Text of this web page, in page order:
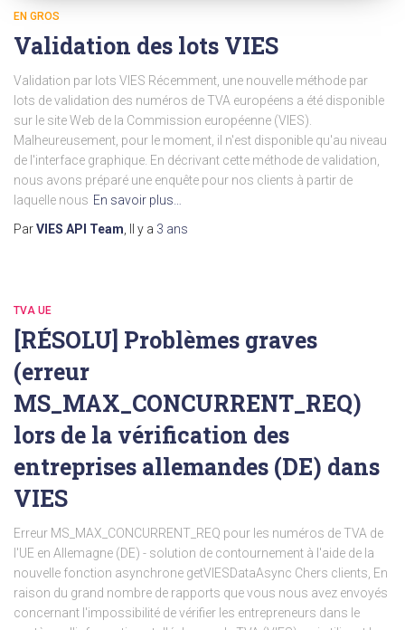
EN GROS
Validation des lots VIES
Validation par lots VIES Récemment, une nouvelle méthode par
lots de validation des numéros de TVA européens a été disponible
sur le site Web de la Commission européenne (VIES).
Malheureusement, pour le moment, il n'est disponible qu'au niveau
de l'interface graphique. En décrivant cette méthode de validation,
nous avons préparé une enquête pour nos clients à partir de
laquelle nous En savoir plus…
ParVIES API Team , Il y a 3 ans
TVA UE
[RÉSOLU] Problèmes graves
(erreur
MS_MAX_CONCURRENT_REQ)
lors de la vérification des
entreprises allemandes (DE) dans
VIES
Erreur MS_MAX_CONCURRENT_REQ pour les numéros de TVA de
l'UE en Allemagne (DE) - solution de contournement à l'aide de la
nouvelle fonction asynchrone getVIESDataAsync Chers clients, En
raison du grand nombre de rapports que vous nous avez envoyés
concernant l'impossibilité de vérifier les entrepreneurs dans le